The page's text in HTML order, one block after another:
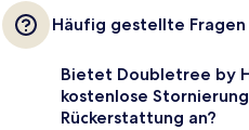
Häufig gestellte Fragen
Bietet Doubletree by
kostenlose
Rückerstattung an?